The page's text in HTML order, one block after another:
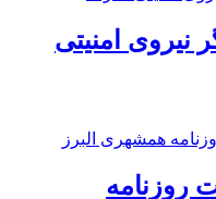
نیروی امنیتی
روزنامه‌